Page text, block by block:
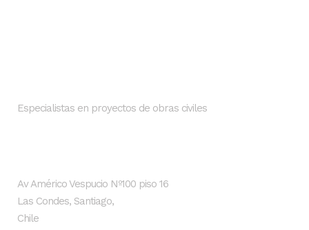
Especialistas en proyectos de obras civiles
Av Américo Vespucio Nº100 piso 16
Las Condes, Santiago,
Chile